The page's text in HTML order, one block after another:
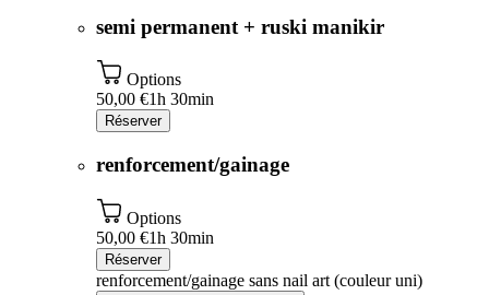
semi permanent + ruski manikir
Options
50,00 €1h 30min
Réserver
renforcement/gainage
Options
50,00 €1h 30min
Réserver
renforcement/gainage sans nail art (couleur uni)